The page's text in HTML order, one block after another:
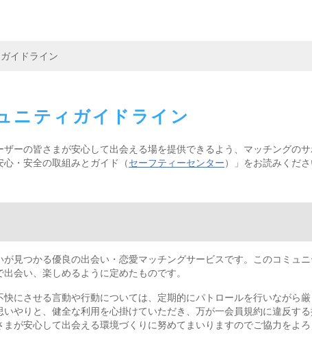
イドライン
ニティガイドライン
ーの皆さまが安心して出会える場を提供できるよう、マッチングの
・安全の取組みとガイド（セーフティーセンター）」をお読みくださ
見つかる優良の出会い・恋愛マッチングサービスです。このコミュ
会い、楽しめるように定めたものです。
にさせる言動や行動については、定期的にパトロールを行いながら
やりと、健全な利用を心掛けていただき、万が一会員規約に違反す
が安心して出会える環境づくりに努めてまいりますのでご協力をよ